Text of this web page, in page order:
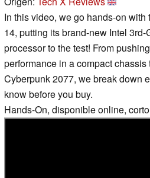
In this video, we go hands-on
14, putting its brand-new Intel
processor to the test! From
performance in a compact chassis
Cyberpunk 2077, we break down
know before you buy.
Hands-On, disponible online,